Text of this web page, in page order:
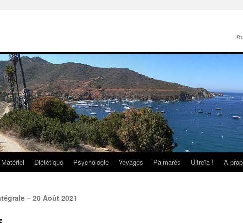
Matériel Diététique Psychologie Voyages Palmarès Ultreïa ! A
– 20 Août 2021